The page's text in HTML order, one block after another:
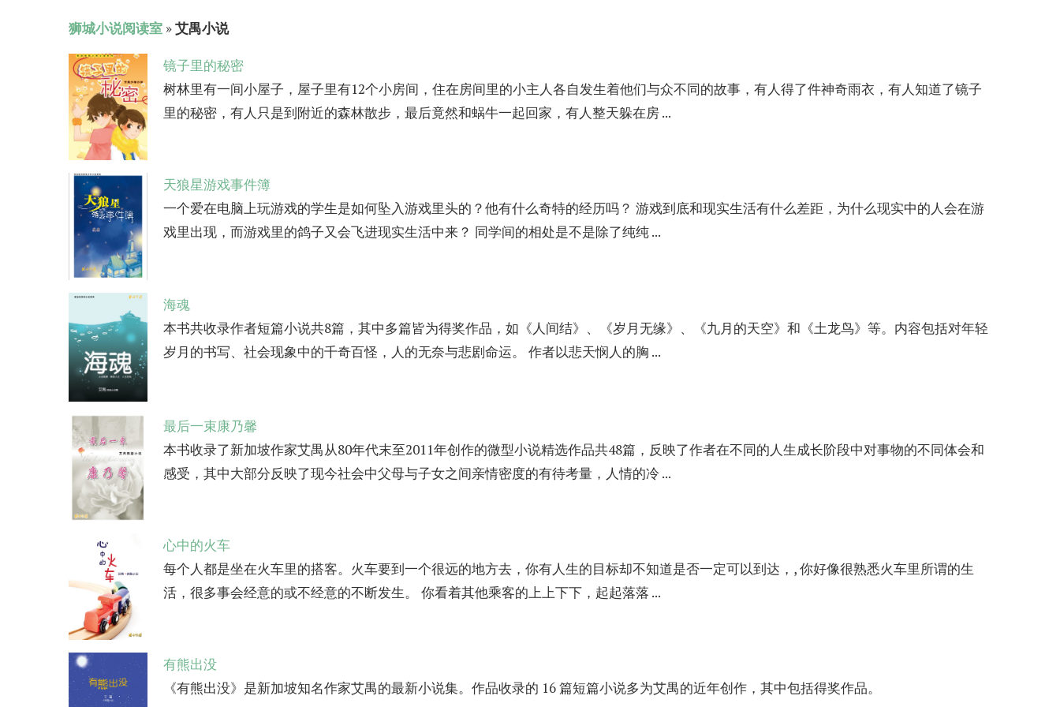
狮城小说阅读室 »艾禺小说
镜子里的秘密
树林里有一间小屋子，屋子里有12个小房间，住在房间里的小主人各自发生着他们与众不同的故事，有人得了件神奇雨衣，有人知道了镜子
里的秘密，有人只是到附近的森林散步，最后竟然和蜗牛一起回家，有人整天躲在房 ...
天狼星游戏事件簿
一个爱在电脑上玩游戏的学生是如何坠入游戏里头的？他有什么奇特的经历吗？ 游戏到底和现实生活有什么差距，为什么现实中的人会在游
戏里出现，而游戏里的鸽子又会飞进现实生活中来？ 同学间的相处是不是除了纯纯 ...
海魂
本书共收录作者短篇小说共8篇，其中多篇皆为得奖作品，如《人间结》、《岁月无缘》、《九月的天空》和《土龙鸟》等。内容包括对年轻
岁月的书写、社会现象中的千奇百怪，人的无奈与悲剧命运。 作者以悲天悯人的胸 ...
最后一束康乃馨
本书收录了新加坡作家艾禺从80年代末至2011年创作的微型小说精选作品共48篇，反映了作者在不同的人生成长阶段中对事物的不同体会和
感受，其中大部分反映了现今社会中父母与子女之间亲情密度的有待考量，人情的冷 ...
心中的火车
每个人都是坐在火车里的搭客。火车要到一个很远的地方去，你有人生的目标却不知道是否一定可以到达，, 你好像很熟悉火车里所谓的生
活，很多事会经意的或不经意的不断发生。 你看着其他乘客的上上下下，起起落落 ...
有熊出没
《有熊出没》是新加坡知名作家艾禺的最新小说集。作品收录的 16 篇短篇小说多为艾禺的近年创作，其中包括得奖作品。